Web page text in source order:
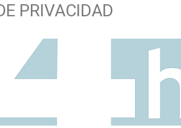
PRIVACIDAD